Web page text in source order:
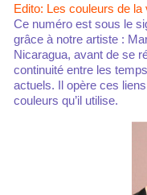
Edito: Les couleurs de
Ce numéro est sous le
grâce à notre artiste :
Nicaragua, avant de se
continuité entre les
actuels. Il opère ces
couleurs qu’il utilise.